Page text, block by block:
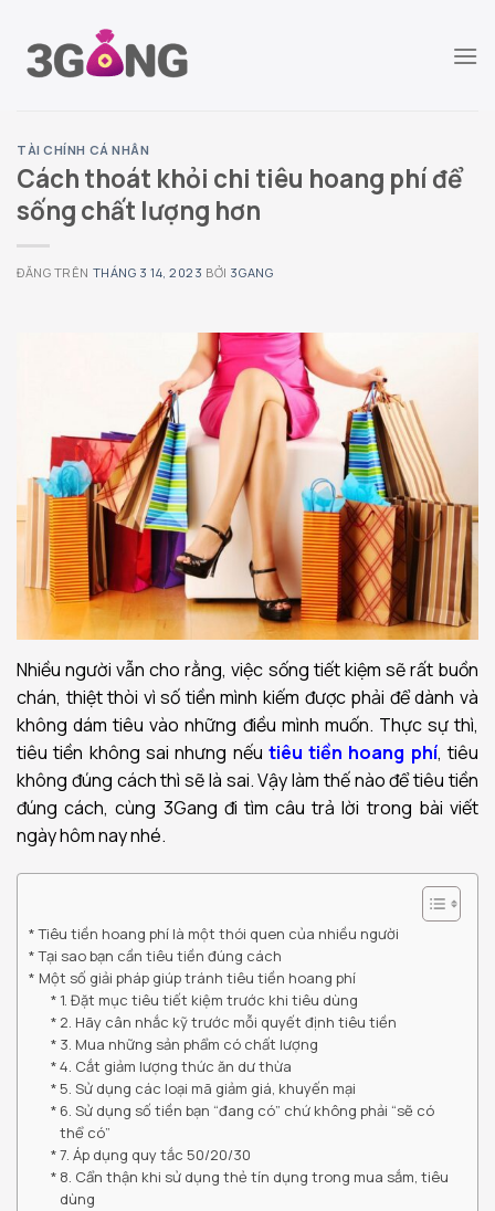
đến
TÀI CHÍNH CÁ NHÂN
Cách thoát khỏi chi tiêu hoang phí để
sống chất lượng hơn
ĐĂNG TRÊN THÁNG 3 14, 2023 BỞI 3GANG
Nhiều người vẫn cho rằng, việc sống tiết kiệm sẽ rất buồn
chán, thiệt thòi vì số tiền mình kiếm được phải để dành và
không dám tiêu vào những điều mình muốn. Thực sự thì,
tiêu tiền không sai nhưng nếu tiêu tiền hoang phí, tiêu
không đúng cách thì sẽ là sai. Vậy làm thế nào để tiêu tiền
đúng cách, cùng 3Gang đi tìm câu trả lời trong bài viết
ngày hôm nay nhé.
Tiêu tiền hoang phí là một thói quen của nhiều người
Tại sao bạn cần tiêu tiền đúng cách
Một số giải pháp giúp tránh tiêu tiền hoang phí
1. Đặt mục tiêu tiết kiệm trước khi tiêu dùng
2. Hãy cân nhắc kỹ trước mỗi quyết định tiêu tiền
3. Mua những sản phẩm có chất lượng
4. Cắt giảm lượng thức ăn dư thừa
5. Sử dụng các loại mã giảm giá, khuyến mại
6. Sử dụng số tiền bạn “đang có” chứ không phải “sẽ có
thể có”
7. Áp dụng quy tắc 50/20/30
8. Cẩn thận khi sử dụng thẻ tín dụng trong mua sắm, tiêu
dùng